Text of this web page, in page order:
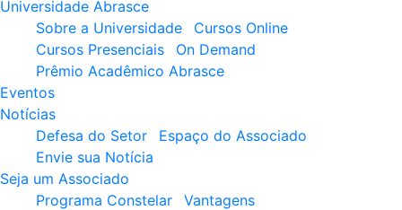
Universidade Abrasce
Sobre a Universidade
Cursos Online
Cursos Presenciais
On Demand
Prêmio Acadêmico Abrasce
Eventos
Notícias
Defesa do Setor
Espaço do Associado
Envie sua Notícia
Seja um Associado
Programa Constelar
Vantagens